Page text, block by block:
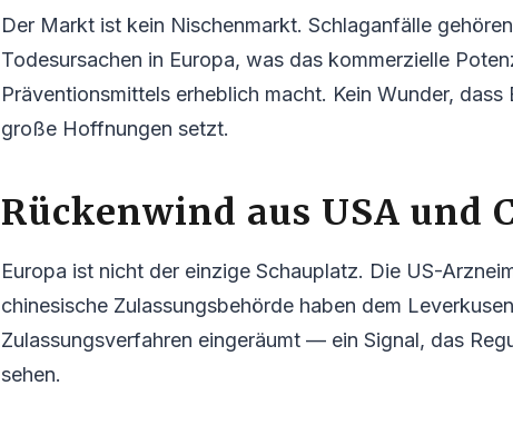
Der Markt ist kein Nischenmarkt. Schlaganfälle
Todesursachen in Europa, was das kommerzielle
Präventionsmittels erheblich macht. Kein Wunder,
große Hoffnungen setzt.
Rückenwind aus USA und
Europa ist nicht der einzige Schauplatz. Die US-
chinesische Zulassungsbehörde haben dem
Zulassungsverfahren eingeräumt — ein Signal, das
sehen.